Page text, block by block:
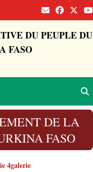
DU PEUPLE DU
FASO
DE LA
FASO
4galerie